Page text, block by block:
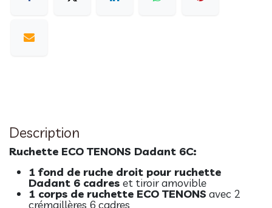
Description
Ruchette ECO TENONS Dadant 6C:
1 fond de ruche droit pour ruchette
Dadant 6 cadres et tiroir amovible
1 corps de ruchette ECO TENONS avec 2
crémaillères 6 cadres